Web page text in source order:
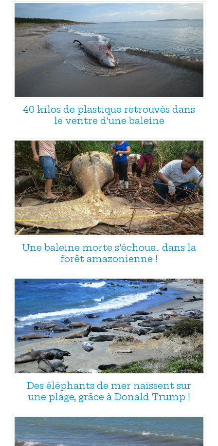
40 kilos de plastique retrouvés dans
le ventre d'une baleine
Une baleine morte s'échoue... dans la
forêt amazonienne !
Des éléphants de mer naissent sur
une plage, grâce à Donald Trump !